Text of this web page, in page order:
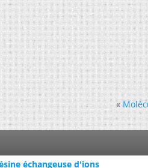
«
échangeuse d'ions